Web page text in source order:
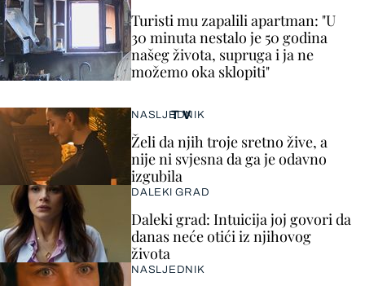
Turisti mu zapalili apartman: "U
30 minuta nestalo je 50 godina
našeg života, supruga i ja ne
možemo oka sklopiti"
TV
NASLJEDNIK
Želi da njih troje sretno žive, a
nije ni svjesna da ga je odavno
izgubila
DALEKI GRAD
Daleki grad: Intuicija joj govori da
danas neće otići iz njihovog
života
NASLJEDNIK